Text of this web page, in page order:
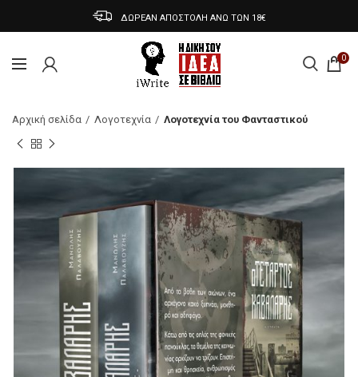
ΔΩΡΕΑΝ ΑΠΟΣΤΟΛΗ ΑΝΩ ΤΩΝ 18€
0
Αρχική σελίδα Λογοτεχνία Λογοτεχνία του Φανταστικού